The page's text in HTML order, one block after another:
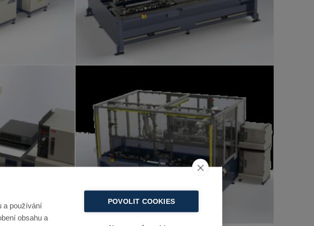
a používání
obsahu a
POVOLIT COOKIES